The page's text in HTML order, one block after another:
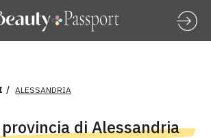
ALESSANDRIA
di Alessandria